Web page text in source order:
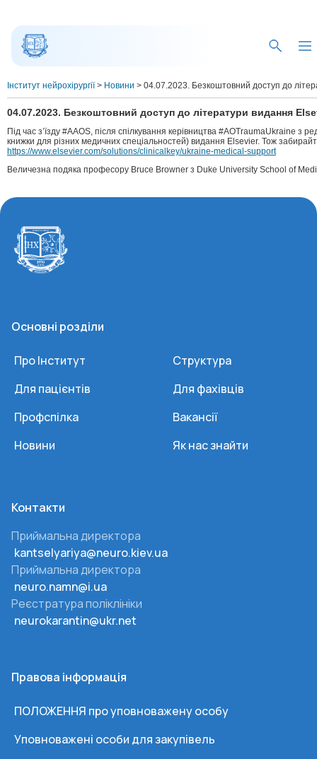
Інститут нейрохірургії> Новини > 04.07.2023. Безкоштовний доступ до
04.07.2023. Безкоштовний доступ до літератури видання
Під час з’їзду #AAOS, після спілкування керівництва
книжки для різних медичних спеціальностей) видання Elsevier. Тож
https://www.elsevier.com/solutions/clinicalkey/ukraine-medical-support
Величезна подяка професору Bruce Browner з Duke University School of
Основні розділи
Про Інститут
Структура
Для пацієнтів
Для фахівців
Профспілка
Вакансії
Новини
Як нас знайти
Контакти
Приймальна директора
kantselyariya@neuro.kiev.ua
Приймальна директора
neuro.namn@i.ua
Реєстратура поліклініки
neurokarantin@ukr.net
Правова інформація
ПОЛОЖЕННЯ про уповноважену особу
Уповноважені особи для закупівель